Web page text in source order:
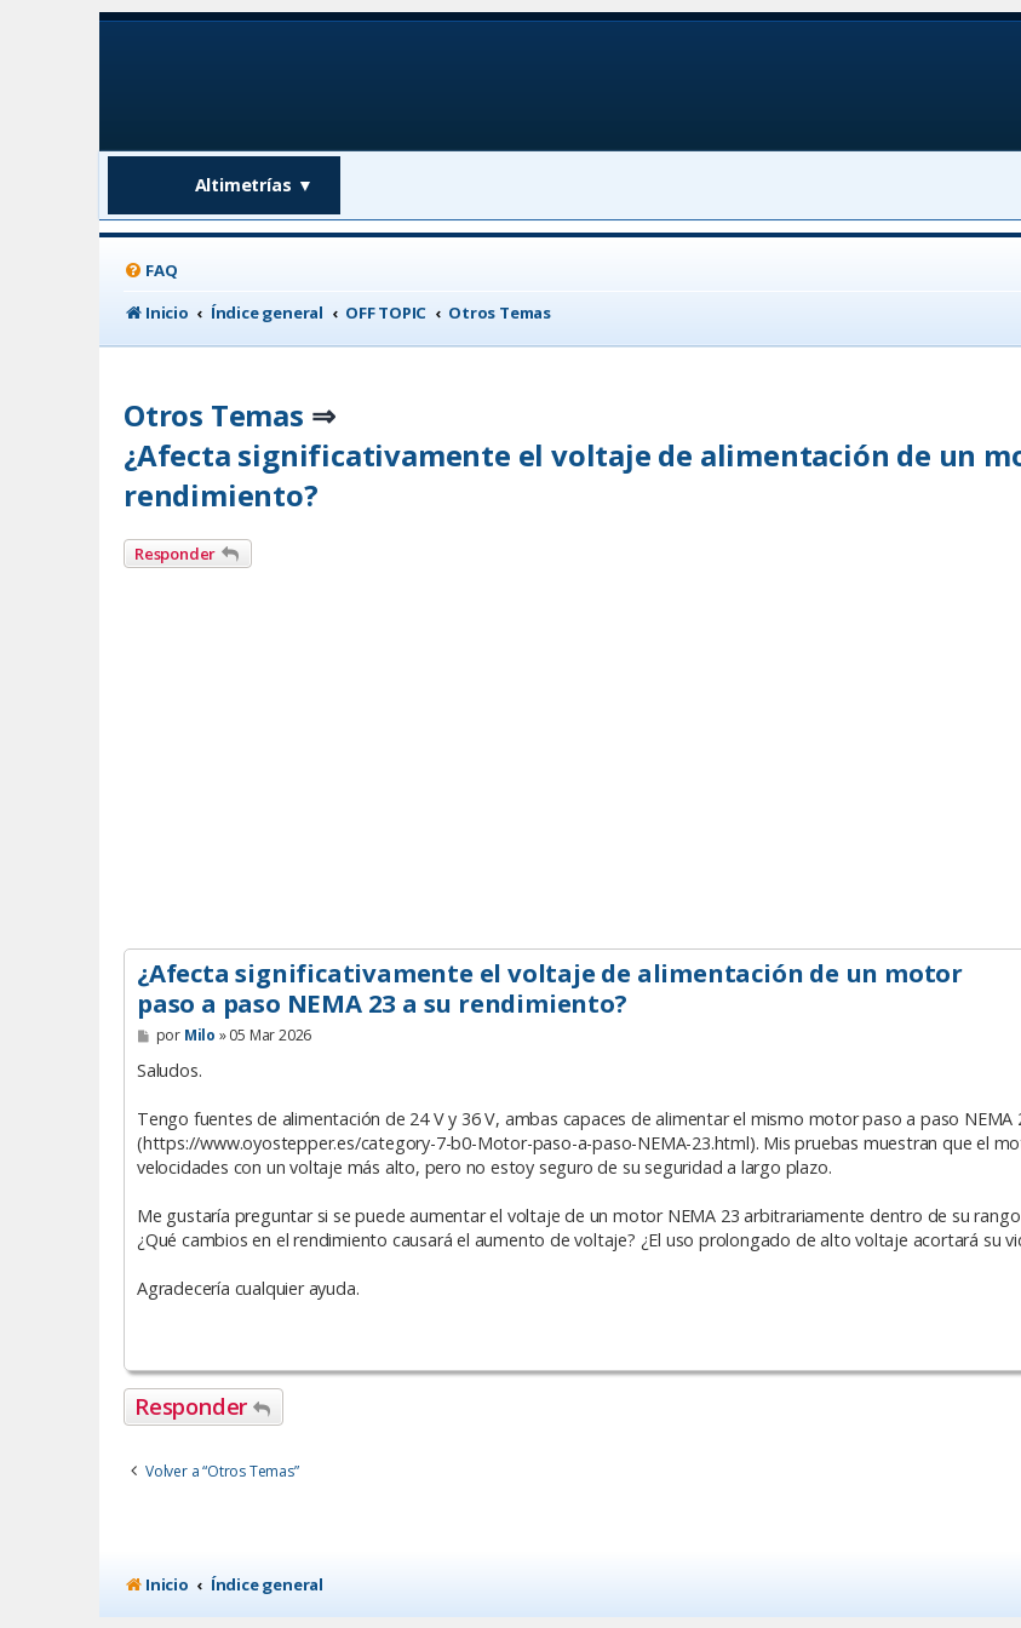
Altimetrías ▼
FAQ
Inicio
Índice general OFF TOPIC Otros Temas
Otros Temas ⇒
¿Afecta significativamente el voltaje de alimentación de un
rendimiento?
Responder
¿Afecta significativamente el voltaje de alimentación de un motor
paso a paso NEMA 23 a su rendimiento?
M
e
n
j
e
por Milo »05 Mar 2026
Saludos.
Tengo fuentes de alimentación de 24 V y 36 V, ambas capaces de alimentar el mismo motor paso a paso NEMA
(https://www.oyostepper.es/category-7-b0-Motor-paso-a-paso-NEMA-23.html). Mis pruebas muestran que el
velocidades con un voltaje más alto, pero no estoy seguro de su seguridad a largo plazo.
Me gustaría preguntar si se puede aumentar el voltaje de un motor NEMA 23 arbitrariamente dentro de su
¿Qué cambios en el rendimiento causará el aumento de voltaje? ¿El uso prolongado de alto voltaje acortará su
Agradecería cualquier ayuda.
Responder
Volver a “Otros Temas”
Inicio Índice general